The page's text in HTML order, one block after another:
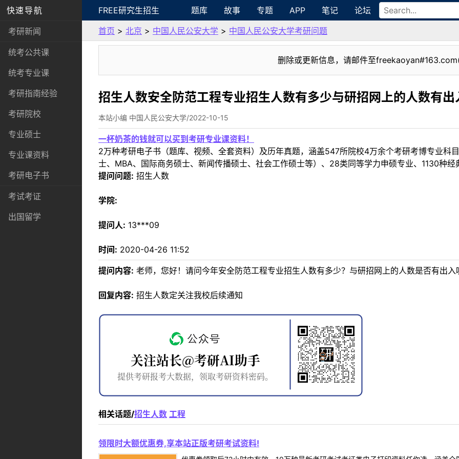
快速导航
考研新闻
统考公共课
统考专业课
考研指南经验
考研院校
专业硕士
专业课资料
考研电子书
考试考证
出国留学
FREE研究生招生 题库 故事 专题 APP 笔记
论坛
首页 > 北京 > 中国人民公安大学 > 中国人民公安大学考研问题
删除或更新信息，请邮件至
招生人数安全防范工程专业招生人数有多少与研招网上的人数有出
本站小编 中国人民公安大学/2022-10-15
一杯奶茶的钱就可以买到考研专业课资料！
2万种考研电子书（题库、视频、全套资料）及历年真题，涵盖547所院校4万余个考研考博专业科
士、MBA、国际商务硕士、新闻传播硕士、社会工作硕士等）、28类同等学力申硕专业、1130种经
提问问题: 招生人数
学院:
提问人: 13***09
时间: 2020-04-26 11:52
提问内容: 老师，您好！请问今年安全防范工程专业招生人数有多少？与研招网上的人数是否有出入
回复内容: 招生人数定关注我校后续通知
相关话题/招生人数 工程
领限时大额优惠券,享本站正版考研考试资料!